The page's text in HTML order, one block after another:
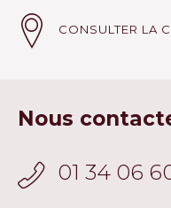
CONSULTER LA
Nous
01 34 06